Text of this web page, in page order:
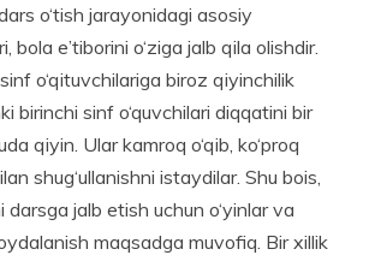
o‘tish jarayonidagi asosiy
bola e’tiborini o‘ziga jalb qila olishdir.
o‘qituvchilariga biroz qiyinchilik
birinchi sinf o‘quvchilari diqqatini bir
qiyin. Ular kamroq o‘qib, ko‘proq
shug‘ullanishni istaydilar. Shu bois,
darsga jalb etish uchun o‘yinlar va
maqsadga muvofiq. Bir xillik